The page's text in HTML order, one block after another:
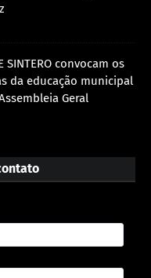
SINTERO convocam os
da educação municipal
Geral